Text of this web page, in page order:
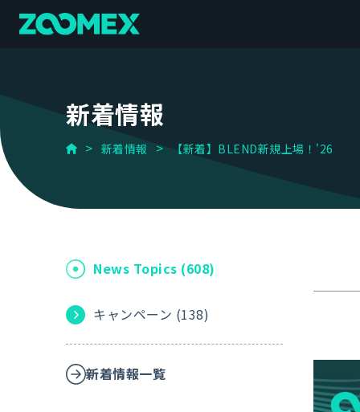
新着情報
新着情報 【新着】BLEND新規上場！'26
News Topics (608)
キャンペーン (138)
新着情報一覧